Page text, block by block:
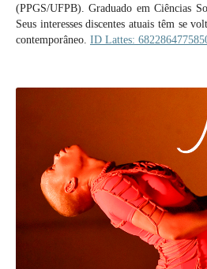
(PPGS/UFPB). Graduado em Ciências
Seus interesses discentes atuais têm se
contemporâneo. ID Lattes: